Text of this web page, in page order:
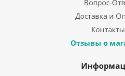
Вопрос-
Доставка и
Контакты
Отзывы о